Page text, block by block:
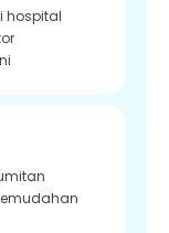
hospital